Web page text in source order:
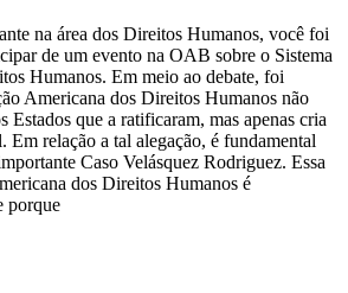
na área dos Direitos Humanos, você foi
de um evento na OAB sobre o Sistema
Humanos. Em meio ao debate, foi
Americana dos Direitos Humanos não
Estados que a ratificaram, mas apenas cria
Em relação a tal alegação, é fundamental
Caso Velásquez Rodriguez. Essa
dos Direitos Humanos é
porque